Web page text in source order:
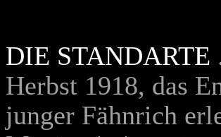
DIE STANDARTE
Herbst 1918, das
junger Fähnrich